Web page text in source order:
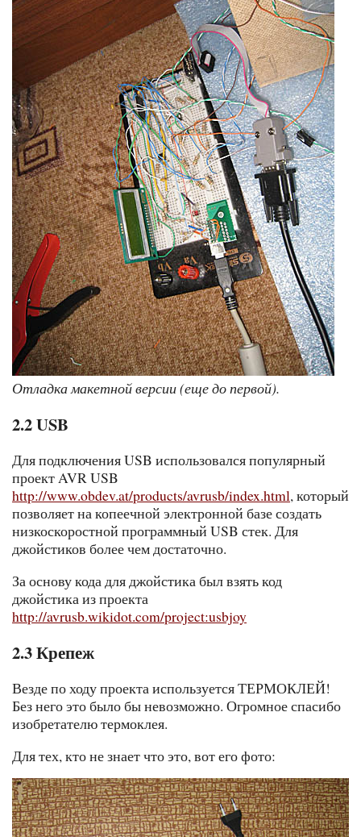
Отладка макетной версии (еще до первой).
2.2 USB
Для подключения USB использовался популярный
проект AVR USB
http://www.obdev.at/products/avrusb/index.html, который
позволяет на копеечной электронной базе создать
низкоскоростной программный USB стек. Для
джойстиков более чем достаточно.
За основу кода для джойстика был взять код
джойстика из проекта
http://avrusb.wikidot.com/project:usbjoy
2.3 Крепеж
Везде по ходу проекта используется ТЕРМОКЛЕЙ!
Без него это было бы невозможно. Огромное спасибо
изобретателю термоклея.
Для тех, кто не знает что это, вот его фото: